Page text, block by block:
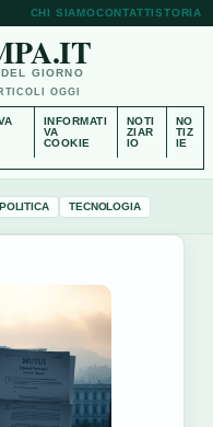
CHI SIAMOCONTATTISTORIA
GIORNO
OGGI
INFORMATI
VA
COOKIE
NOTI
ZIAR
IO
NO
TIZ
IE
POLITICA TECNOLOGIA